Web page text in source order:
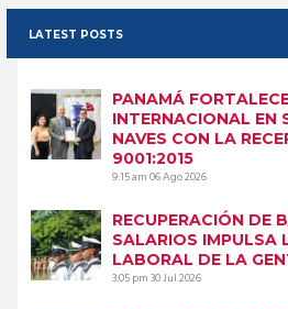
LATEST POSTS
PANAMÁ
INTERNACIONAL EN
NAVES CON LA
9001:2015
9:15 am06 Ago 2026
RECUPERACIÓN DE
SALARIOS IMPULSA
LABORAL DE LA
3:05 pm30 Jul 2026